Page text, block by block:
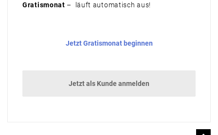
Gratismonat – läuft automatisch aus!
Jetzt Gratismonat beginnen
Jetzt als Kunde anmelden